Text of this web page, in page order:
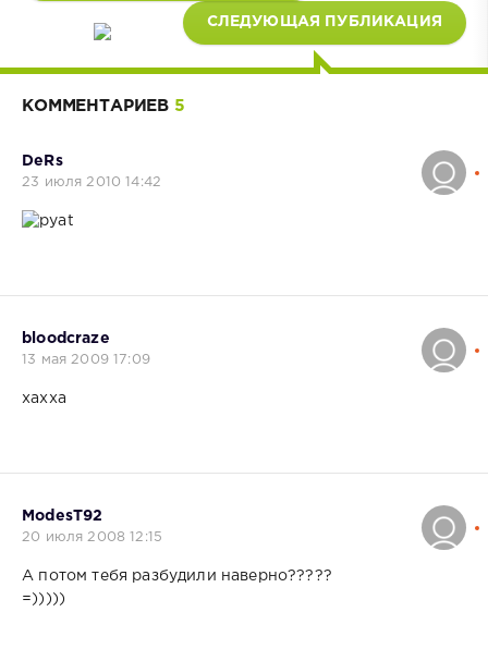
СЛЕДУЮЩАЯ ПУБЛИКАЦИЯ
КОММЕНТАРИЕВ 5
DeRs
23 июля 2010 14:42
bloodcraze
13 мая 2009 17:09
хахха
ModesT92
20 июля 2008 12:15
А потом тебя разбудили наверно?????
=)))))